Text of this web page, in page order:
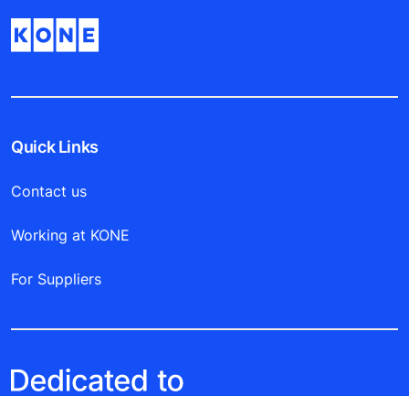
Quick Links
Contact us
Working at KONE
For Suppliers